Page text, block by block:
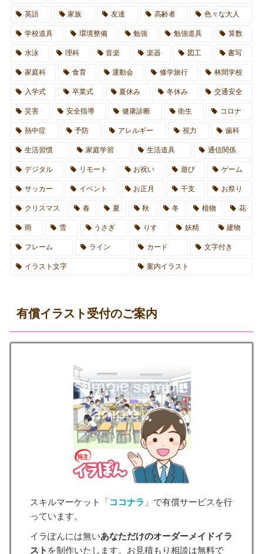
英語 家族 友達 高齢者 色々な大人
学校道具 環境整備 勉強 勉強道具 算数
水泳 理科 音楽 楽器 図工 書写
家庭科 食育 運動会 修学旅行 林間学校
入学式 卒業式 夏休み 冬休み 交通安全
災害 安全指導 健康診断 衛生 コロナ
熱中症 予防 アレルギー 視力 歯科
生活習慣 家庭学習 生活道具 通信関係
デジタル リモート お祝い 遊び ゲーム
サッカー イベント お正月 干支 お祭り
クリスマス 春 夏 秋 冬 植物 花
雨 雪 うさぎ りす 妖精 建物
フレーム ライン カード 文字付き
イラスト文字 案内イラスト
有償イラスト受付のご案内
スキルマーケット「ココナラ 」で有償サービスを行
っています。
イラぽんには無いあなただけのオーダーメイドイラ
スト を制作いたします。お見積もり相談は無料で